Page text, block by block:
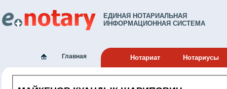
ЕДИНАЯ НОТАРИАЛЬНАЯ
ИНФОРМАЦИОННАЯ СИСТЕМА
Главная Нотариат Нотариусы